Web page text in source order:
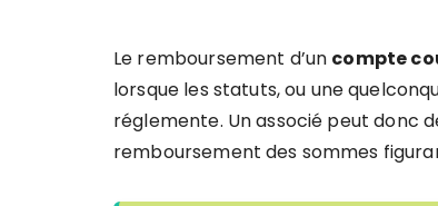
Le remboursement d’un compte
lorsque les statuts, ou une
réglemente. Un associé peut donc
remboursement des sommes